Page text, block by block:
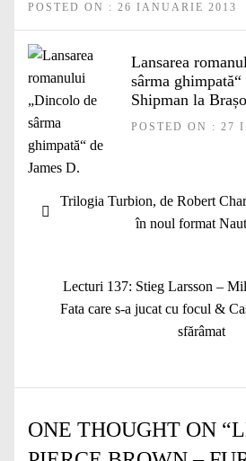
POSTED ON : 26 IANUARIE 2013
Lansarea
sârma ghimpată“
Shipman la
POSTED ON : 27
în
Articolul
Trilogia Turbion, de Robert
în noul format
Articolul
următor:
Lecturi 137: Stieg Larsson –
Fata care s-a jucat cu focul &
sfărâmat
ONE THOUGHT ON “